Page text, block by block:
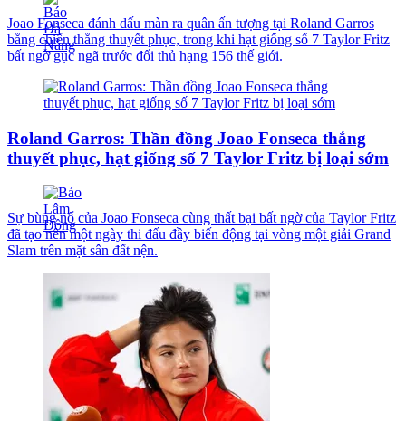
Joao Fonseca đánh dấu màn ra quân ấn tượng tại Roland Garros
bằng chiến thắng thuyết phục, trong khi hạt giống số 7 Taylor Fritz
bất ngờ gục ngã trước đối thủ hạng 156 thế giới.
Roland Garros: Thần đồng Joao Fonseca thắng
thuyết phục, hạt giống số 7 Taylor Fritz bị loại sớm
Sự bùng nổ của Joao Fonseca cùng thất bại bất ngờ của Taylor Fritz
đã tạo nên một ngày thi đấu đầy biến động tại vòng một giải Grand
Slam trên mặt sân đất nện.